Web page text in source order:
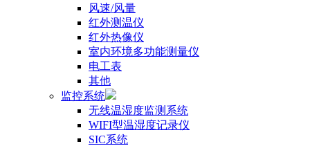
风速/风量
红外测温仪
红外热像仪
室内环境多功能测量仪
电工表
其他
监控系统
无线温湿度监测系统
WIFI型温湿度记录仪
SIC系统